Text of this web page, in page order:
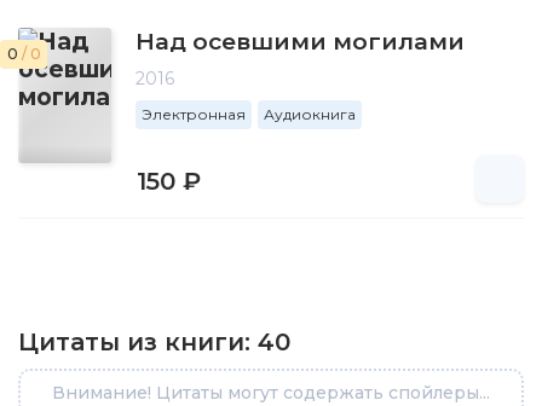
0 / 0 Над осевшими могилами
2016
Электронная Аудиокнига
150 ₽
Цитаты из книги: 40
Внимание! Цитаты могут содержать спойлеры...